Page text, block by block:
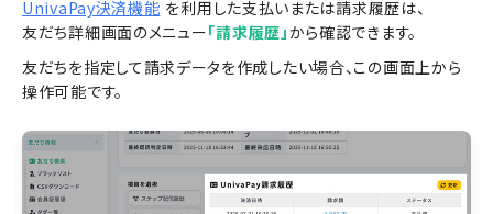
UnivaPay決済機能 を利用した支払いまたは請求履歴は、
友だち詳細画面のメニュー「請求履歴」から確認できます。
友だちを指定して請求データを作成したい場合、この画面上から
操作可能です。